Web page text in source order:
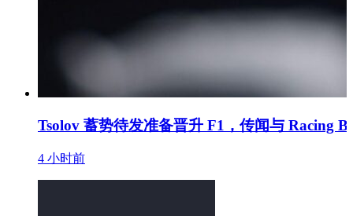
Tsolov 蓄势待发准备晋升 F1，传闻与 Racing
4 小时前